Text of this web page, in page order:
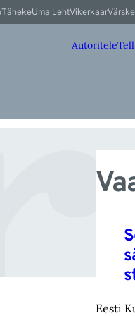
TähekeUma LehtVikerkaar
Autoritele
Eesti